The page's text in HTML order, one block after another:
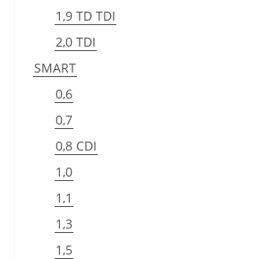
1,9 TD TDI
2,0 TDI
SMART
0,6
0,7
0,8 CDI
1,0
1,1
1,3
1,5